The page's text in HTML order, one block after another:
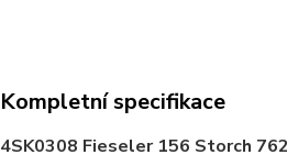
Kompletní specifikace
4SK0308 Fieseler 156 Storch